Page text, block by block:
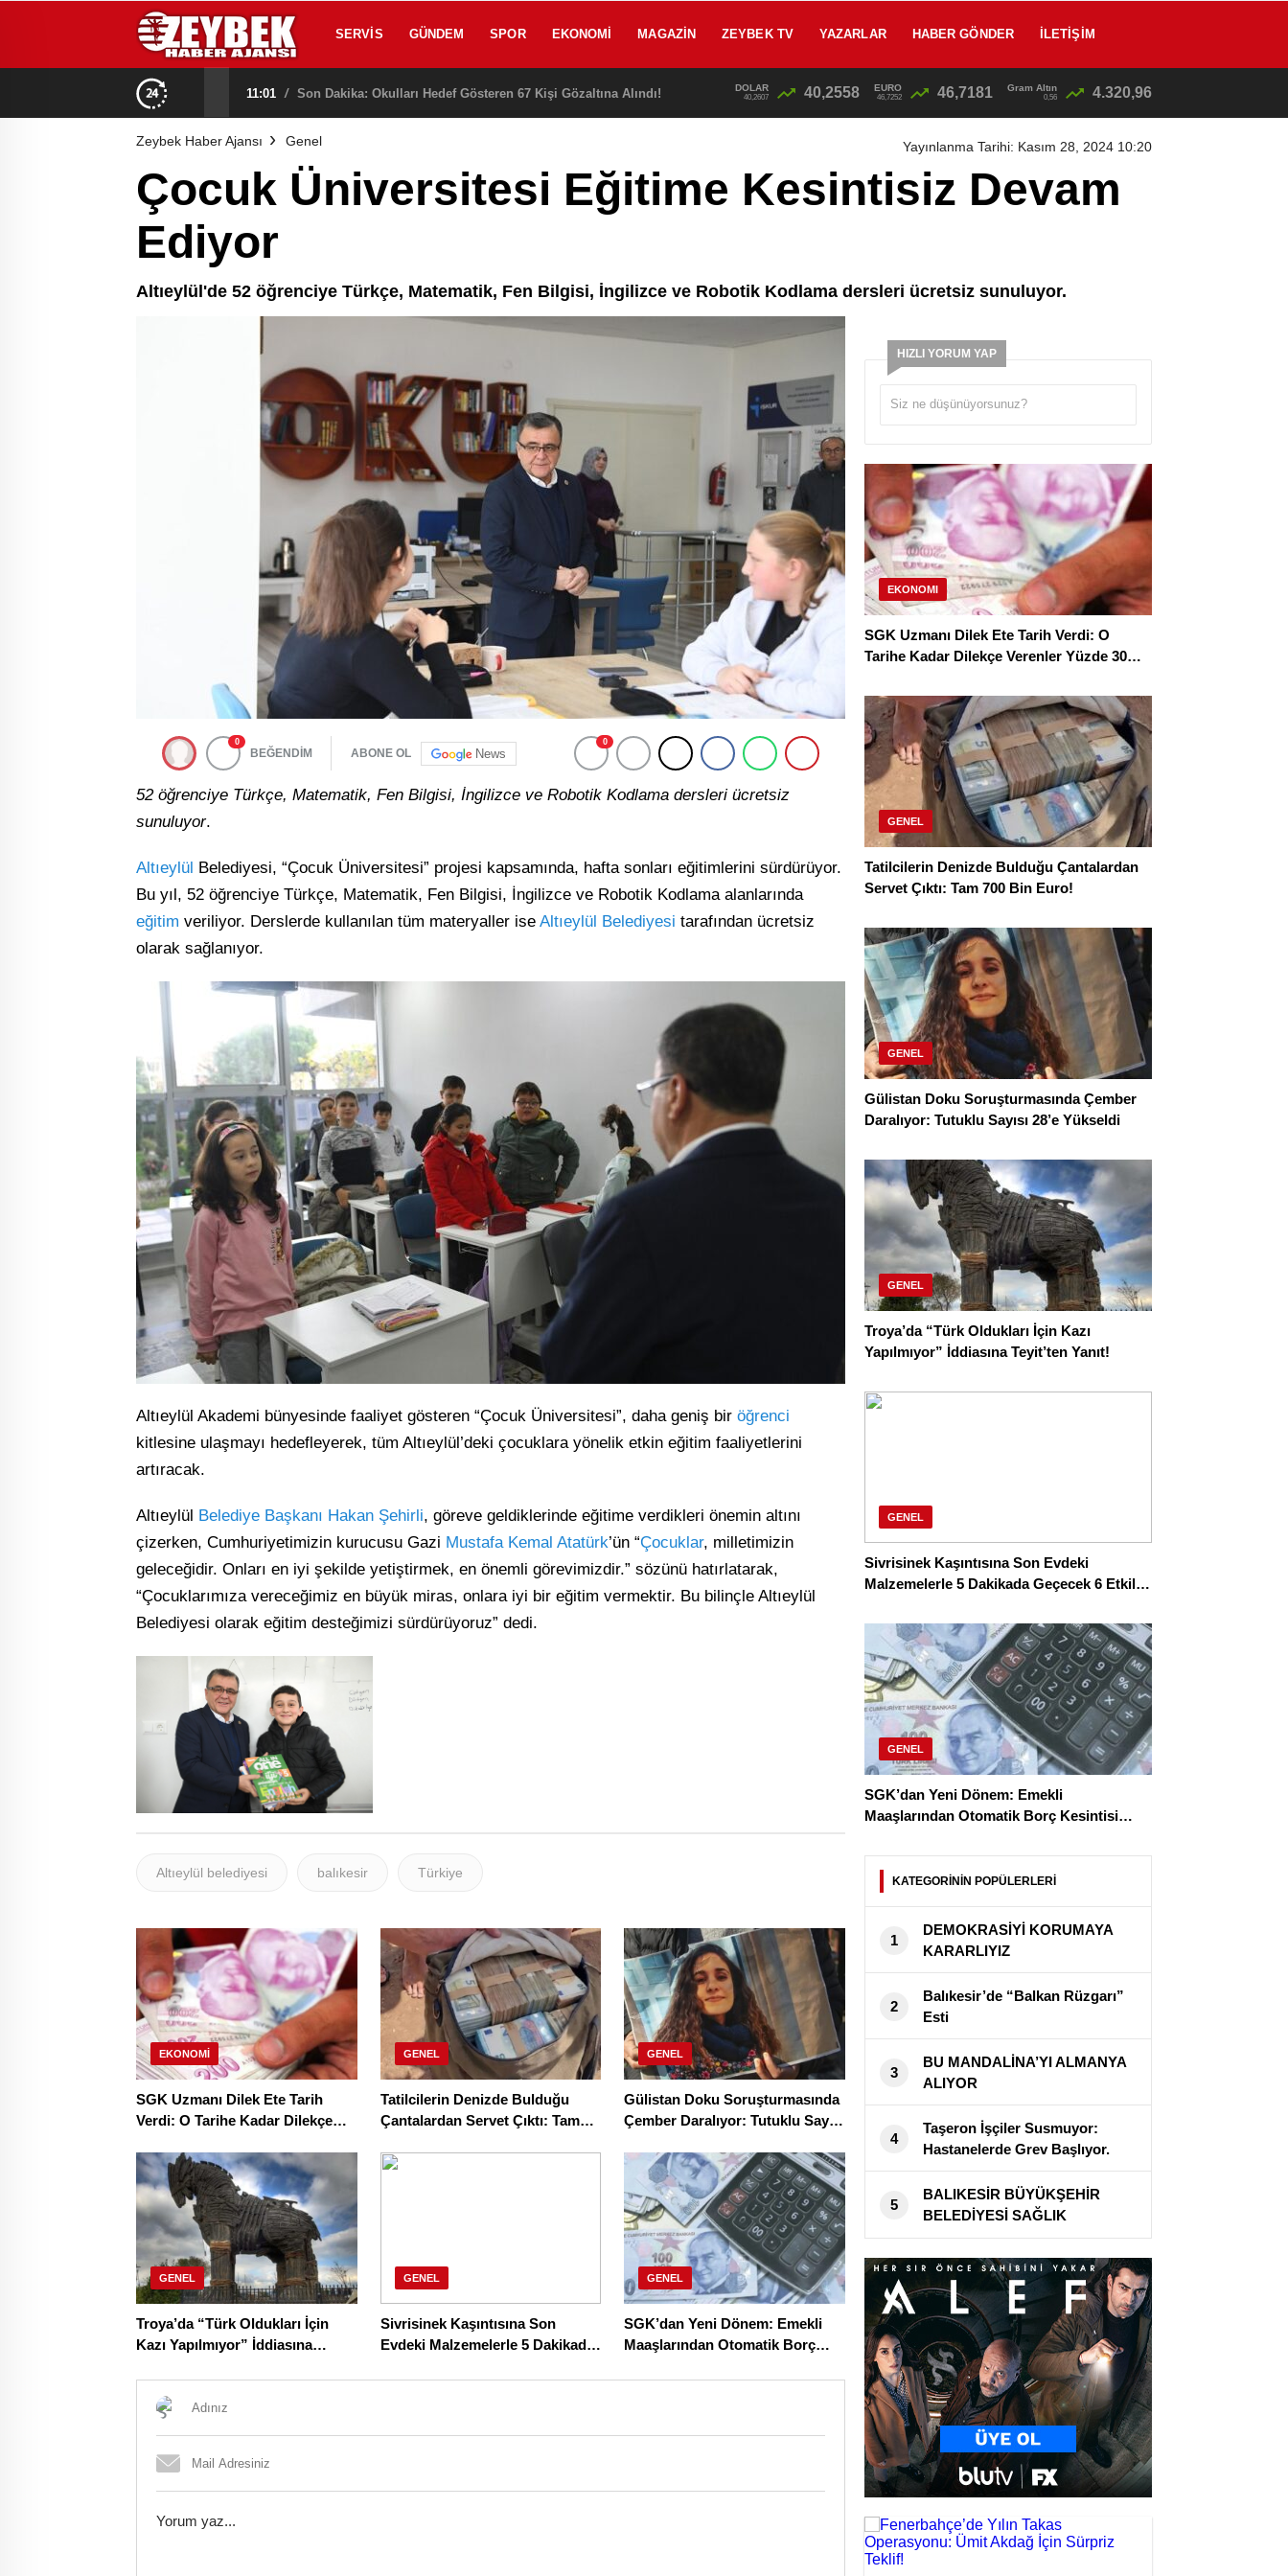
SERVIS GÜNDEM SPOR EKONOMI MAGAZIN ZEYBEK TV YAZARLAR HABER GÖNDER İLETIŞIM
11:01 / Son Dakika: Okulları Hedef Gösteren 67 Kişi Gözaltına Alındı! 13:25 /
DOLAR
40,2607 40,2558 EURO
46,7252 46,7181 Gram Altın
0,56 4.320,96
Zeybek Haber Ajansı Genel Yayınlanma Tarihi: Kasım 28, 2024 10:20
Çocuk Üniversitesi Eğitime Kesintisiz Devam
Ediyor
Altıeylül'de 52 öğrenciye Türkçe, Matematik, Fen Bilgisi, İngilizce ve Robotik Kodlama dersleri ücretsiz sunuluyor.
0
BEĞENDİM ABONE OL News
0
52 öğrenciye Türkçe, Matematik, Fen Bilgisi, İngilizce ve Robotik Kodlama dersleri ücretsiz
sunuluyor.
Altıeylül Belediyesi, “Çocuk Üniversitesi” projesi kapsamında, hafta sonları eğitimlerini sürdürüyor.
Bu yıl, 52 öğrenciye Türkçe, Matematik, Fen Bilgisi, İngilizce ve Robotik Kodlama alanlarında
eğitim veriliyor. Derslerde kullanılan tüm materyaller ise Altıeylül Belediyesi tarafından ücretsiz
olarak sağlanıyor.
Altıeylül Akademi bünyesinde faaliyet gösteren “Çocuk Üniversitesi”, daha geniş bir öğrenci
kitlesine ulaşmayı hedefleyerek, tüm Altıeylül’deki çocuklara yönelik etkin eğitim faaliyetlerini
artıracak.
Altıeylül Belediye Başkanı Hakan Şehirli, göreve geldiklerinde eğitime verdikleri önemin altını
çizerken, Cumhuriyetimizin kurucusu Gazi Mustafa Kemal Atatürk’ün “Çocuklar, milletimizin
geleceğidir. Onları en iyi şekilde yetiştirmek, en önemli görevimizdir.” sözünü hatırlatarak,
“Çocuklarımıza vereceğimiz en büyük miras, onlara iyi bir eğitim vermektir. Bu bilinçle Altıeylül
Belediyesi olarak eğitim desteğimizi sürdürüyoruz” dedi.
Altıeylül belediyesi balıkesir Türkiye
EKONOMI
SGK Uzmanı Dilek Ete Tarih
Verdi: O Tarihe Kadar Dilekçe
Maaş Alacak!
GENEL
Tatilcilerin Denizde Bulduğu
Çantalardan Servet Çıktı: Tam
GENEL
Gülistan Doku Soruşturmasında
Çember Daralıyor: Tutuklu Sayısı
GENEL
Troya’da “Türk Oldukları İçin
Kazı Yapılmıyor” İddiasına
GENEL
Sivrisinek Kaşıntısına Son
Evdeki Malzemelerle 5 Dakikada
GENEL
SGK’dan Yeni Dönem: Emekli
Maaşlarından Otomatik Borç
HIZLI YORUM YAP
EKONOMI
SGK Uzmanı Dilek Ete Tarih Verdi: O
Tarihe Kadar Dilekçe Verenler Yüzde 30
GENEL
Tatilcilerin Denizde Bulduğu Çantalardan
Servet Çıktı: Tam 700 Bin Euro!
GENEL
Gülistan Doku Soruşturmasında Çember
Daralıyor: Tutuklu Sayısı 28’e Yükseldi
GENEL
Troya’da “Türk Oldukları İçin Kazı
Yapılmıyor” İddiasına Teyit’ten Yanıt!
GENEL
Sivrisinek Kaşıntısına Son Evdeki
Malzemelerle 5 Dakikada Geçecek 6 Etkili
GENEL
SGK’dan Yeni Dönem: Emekli
Maaşlarından Otomatik Borç Kesintisi
KATEGORİNİN POPÜLERLERİ
1
DEMOKRASİYİ KORUMAYA
KARARLIYIZ
2
Balıkesir’de “Balkan Rüzgarı”
Esti
3
BU MANDALİNA’YI ALMANYA
ALIYOR
4
Taşeron İşçiler Susmuyor:
Hastanelerde Grev Başlıyor.
5
BALIKESİR BÜYÜKŞEHİR
BELEDİYESİ SAĞLIK
TARAMALARINA DEVAM
EDİYOR !